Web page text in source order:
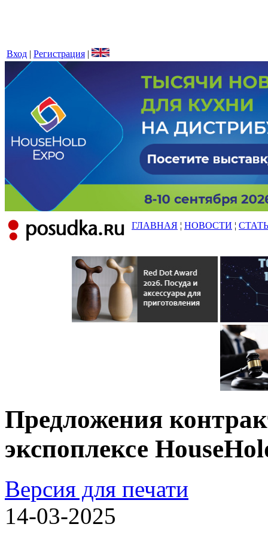
Вход | Регистрация |
ГЛАВНАЯ ¦ НОВОСТИ ¦
Предложения
экспоплексе
Версия для печати
14-03-2025